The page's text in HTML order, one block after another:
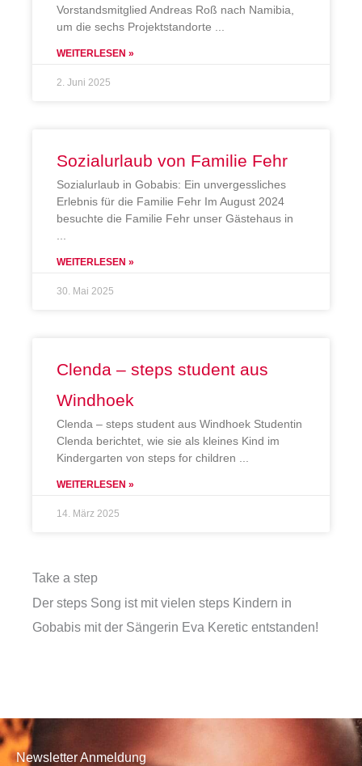
Vorstandsmitglied Andreas Roß nach Namibia,
um die sechs Projektstandorte
WEITERLESEN »
2. Juni 2025
Sozialurlaub von Familie Fehr
Sozialurlaub in Gobabis: Ein unvergessliches
Erlebnis für die Familie Fehr Im August 2024
besuchte die Familie Fehr unser Gästehaus in
WEITERLESEN »
30. Mai 2025
Clenda – steps student aus
Windhoek
Clenda – steps student aus Windhoek Studentin
Clenda berichtet, wie sie als kleines Kind im
Kindergarten von steps for children
WEITERLESEN »
14. März 2025
Take a step
Der steps Song ist mit vielen steps Kindern in
Gobabis mit der Sängerin Eva Keretic entstanden!
Newsletter Anmeldung